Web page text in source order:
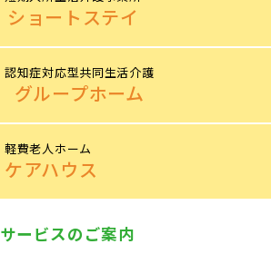
ショートステイ
認知症対応型共同生活介護
グループホーム
軽費老人ホーム
ケアハウス
サービスのご案内